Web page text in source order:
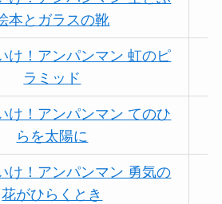
本とガラスの靴
け！アンパンマン 虹のピ
ラミッド
け！アンパンマン てのひ
らを太陽に
け！アンパンマン 勇気の
花がひらくとき